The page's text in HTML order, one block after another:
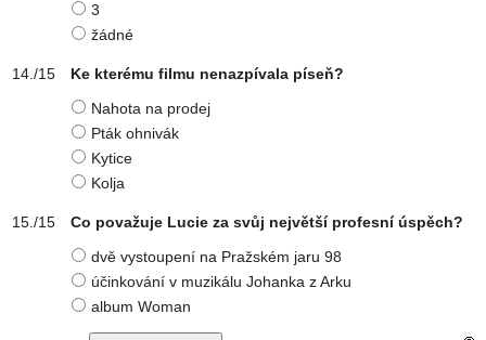
3
žádné
Ke kterému filmu nenazpívala píseň?
Nahota na prodej
Pták ohnivák
Kytice
Kolja
Co považuje Lucie za svůj největší profesní úspěch?
dvě vystoupení na Pražském jaru 98
účinkování v muzikálu Johanka z Arku
album Woman